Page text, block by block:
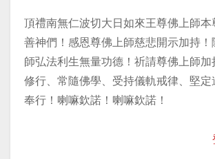
頂禮南無仁波切大日如來王尊佛上師本
善神們！感恩尊佛上師慈悲開示加持！
師弘法利生無量功德！祈請尊佛上師加
修行、常隨佛學、受持儀軌戒律、堅定
奉行！喇嘛欽諾！喇嘛欽諾！